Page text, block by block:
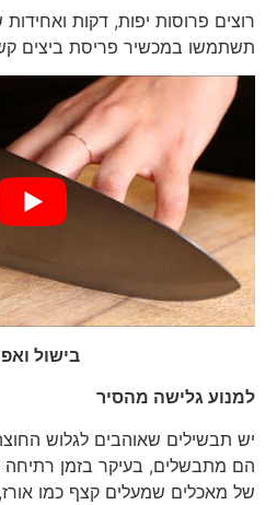
רוצים פרוסות יפות, דקות ואחידות
תשתמשו במכשיר פריסת ביצים
בישול ואפיה
למנוע גלישה מהסיר
יש תבשילים שאוהבים לגלוש החוצה
הם מתבשלים, בעיקר בזמן רתיחה
של מאכלים שמעלים קצף כמו אורז,